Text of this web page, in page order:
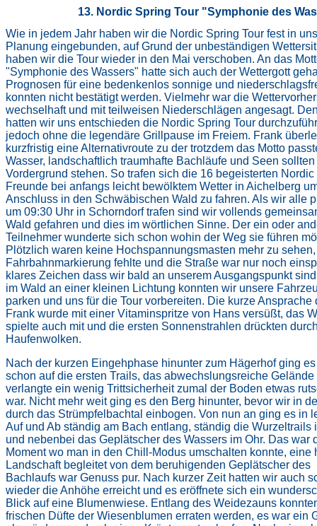
13. Nordic Spring Tour"Symphonie des
Wie in jedem Jahr haben wir die Nordic Spring Tour fest in
Planung eingebunden, auf Grund der unbeständigen
haben wir die Tour wieder in den Mai verschoben. An das
"Symphonie des Wassers" hatte sich auch der Wettergott
Prognosen für eine bedenkenlos sonnige und
konnten nicht bestätigt werden. Vielmehr war die
wechselhaft und mit teilweisen Niederschlägen angesagt.
hatten wir uns entschieden die Nordic Spring Tour
jedoch ohne die legendäre Grillpause im Freiem. Frank
kurzfristig eine Alternativroute zu der trotzdem das Motto
Wasser, landschaftlich traumhafte Bachläufe und Seen sollten
Vordergrund stehen. So trafen sich die 16 begeisterten Nordic
Freunde bei anfangs leicht bewölktem Wetter in Aichelberg
Anschluss in den Schwäbischen Wald zu fahren. Als wir alle
um 09:30 Uhr in Schorndorf trafen sind wir vollends
Wald gefahren und dies im wörtlichen Sinne. Der ein oder
Teilnehmer wunderte sich schon wohin der Weg sie führen
Plötzlich waren keine Hochspannungsmasten mehr zu
Fahrbahnmarkierung fehlte und die Straße war nur noch
klares Zeichen dass wir bald an unserem Ausgangspunkt
im Wald an einer kleinen Lichtung konnten wir unsere
parken und uns für die Tour vorbereiten. Die kurze Ansprache
Frank wurde mit einer Vitaminspritze von Hans versüßt, das
spielte auch mit und die ersten Sonnenstrahlen drückten
Haufenwolken.
Nach der kurzen Eingehphase hinunter zum Hägerhof ging
schon auf die ersten Trails, das abwechslungsreiche Gelände
verlangte ein wenig Trittsicherheit zumal der Boden etwas
war. Nicht mehr weit ging es den Berg hinunter, bevor wir in
durch das Strümpfelbachtal einbogen. Von nun an ging es in
Auf und Ab ständig am Bach entlang, ständig die Wurzeltrails
und nebenbei das Geplätscher des Wassers im Ohr. Das war
Moment wo man in den Chill-Modus umschalten konnte, eine
Landschaft begleitet von dem beruhigenden Geplätscher des
Bachlaufs war Genuss pur. Nach kurzer Zeit hatten wir auch
wieder die Anhöhe erreicht und es eröffnete sich ein
Blick auf eine Blumenwiese. Entlang des Weidezauns
frischen Düfte der Wiesenblumen erraten werden, es war ein